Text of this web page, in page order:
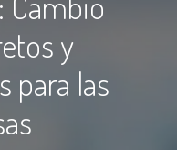
y
para las